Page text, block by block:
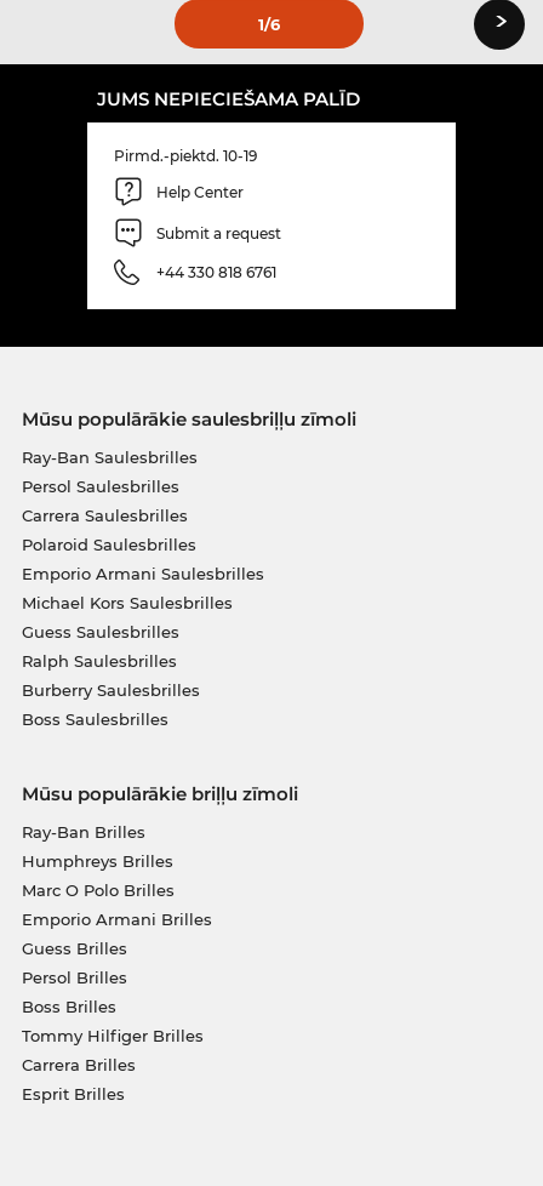
1/6 ›
JUMS NEPIECIEŠAMA PALĪD
Pirmd.-piektd. 10-19
Help Center
Submit a request
+44 330 818 6761
Mūsu populārākie saulesbriļļu zīmoli
Ray-Ban Saulesbrilles
Persol Saulesbrilles
Carrera Saulesbrilles
Polaroid Saulesbrilles
Emporio Armani Saulesbrilles
Michael Kors Saulesbrilles
Guess Saulesbrilles
Ralph Saulesbrilles
Burberry Saulesbrilles
Boss Saulesbrilles
Mūsu populārākie briļļu zīmoli
Ray-Ban Brilles
Humphreys Brilles
Marc O Polo Brilles
Emporio Armani Brilles
Guess Brilles
Persol Brilles
Boss Brilles
Tommy Hilfiger Brilles
Carrera Brilles
Esprit Brilles